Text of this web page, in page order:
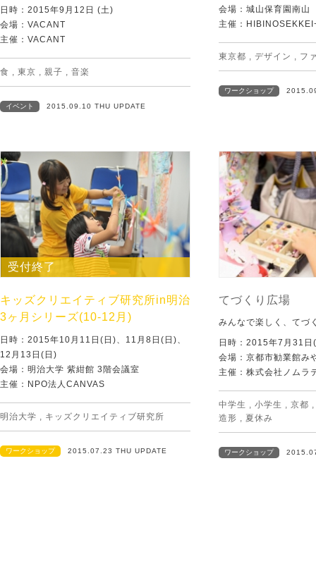
日時：2015年9月12日 (土)
会場：VACANT
主催：VACANT
食 , 東京 , 親子 , 音楽
イベント 2015.09.10 THU UPDATE
会場：城山保育園南山
主催：
東京都 , デザイン , フ
ワークショップ
受付終了
キッズクリエイティブ研究所in明治
3ヶ月シリーズ(10-12月)
日時：2015年10月11日(日)、11月8日(日)、
12月13日(日)
会場：明治大学 紫紺館 3階会議室
主催：NPO法人CANVAS
明治大学 , キッズクリエイティブ研究所
ワークショップ 2015.07.23 THU UPDATE
てづくり広場
みんなで楽しく、てづ
日時：2015年7月31
会場：京都市勧業館み
主催：株式会社ノムラ
中学生 , 小学生 , 京都
造形 , 夏休み
ワークショップ